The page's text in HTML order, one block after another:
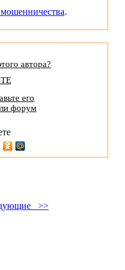
.
автора?
его
форум
>>